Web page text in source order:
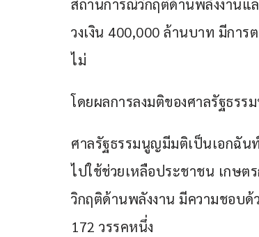
สถานการณ์วิกฤติด้านพลังงานแ
วงเงิน 400,000 ล้านบาท มีกา
ไม่
โดยผลการลงมติของศาลรัฐธร
ศาลรัฐธรรมนูญมีมติเป็นเอกฉัน
ไปใช้ช่วยเหลือประชาชน เกษ
วิกฤติด้านพลังงาน มีความชอบด้
172 วรรคหนึ่ง